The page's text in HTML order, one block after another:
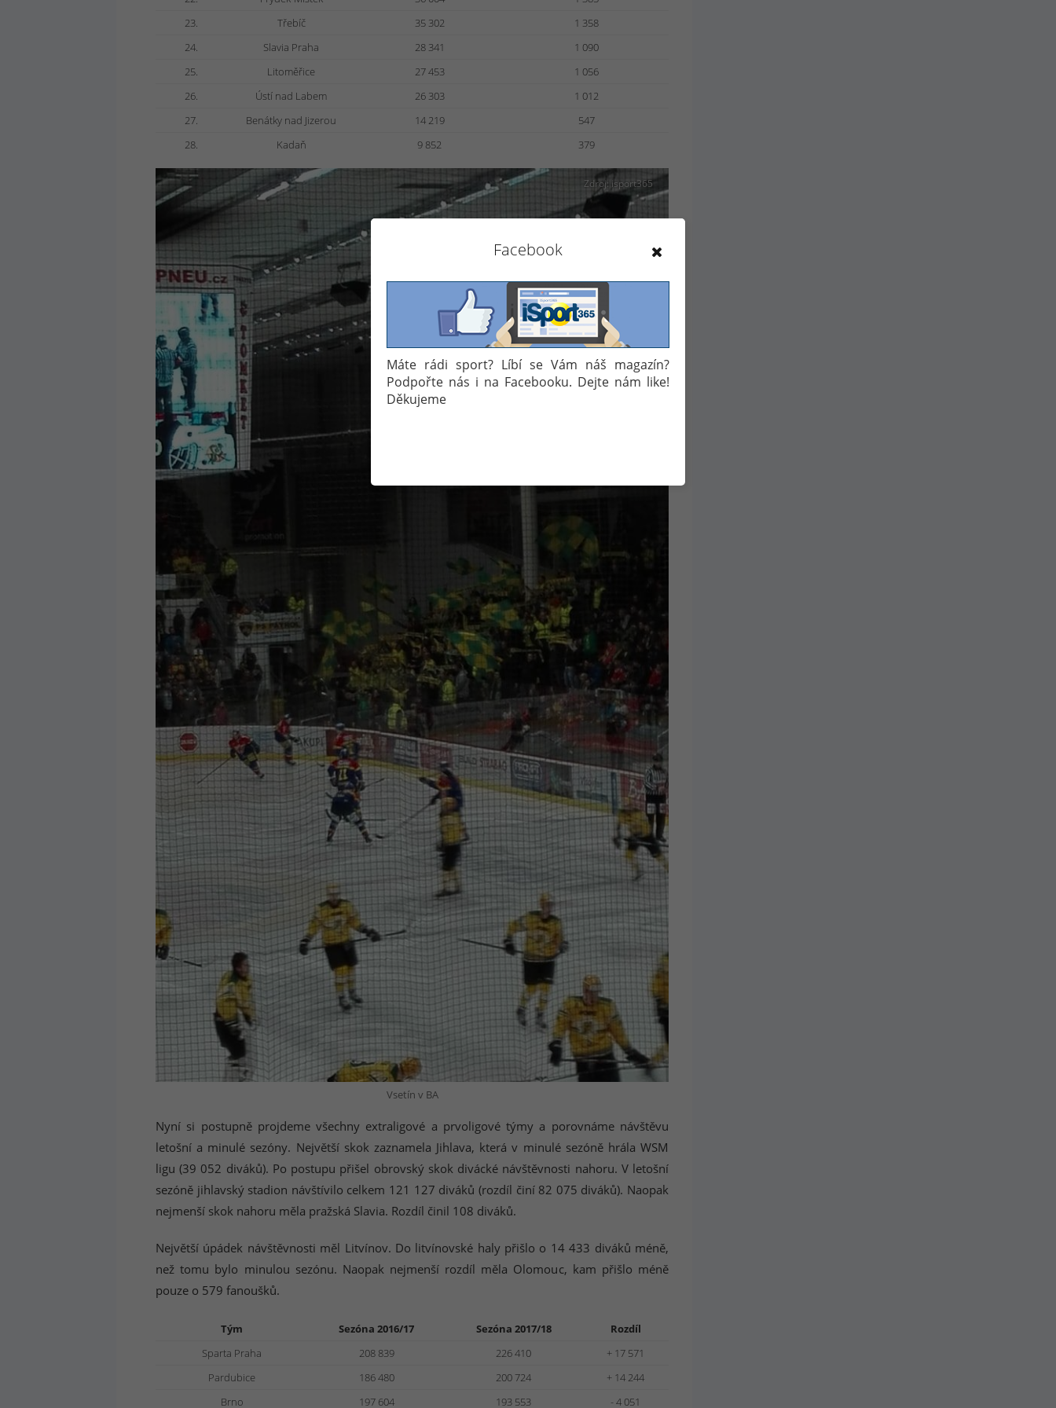
23.
Třebíč 35 302
1 358
24.
Slavia Praha 28 341
1 090
25.
Litoměřice 27 453
1 056
26.
Ústí nad Labem 26 303
1 012
27.
Benátky nad Jizerou 14 219
547
28.
Kadaň 9 852 379
Vsetín v BA
Zdroj: isport365
Nyní si postupně projdeme všechny extraligové a prvoligové týmy a porovnáme návštěvu
letošní a minulé sezóny. Největší skok zaznamela Jihlava, která v minulé sezóně hrála WSM
ligu (39 052 diváků). Po postupu přišel obrovský skok divácké návštěvnosti nahoru. V letošní
sezóně jihlavský stadion návštívilo celkem 121 127 diváků (rozdíl činí 82 075 diváků). Naopak
nejmenší skok nahoru měla pražská Slavia. Rozdíl činil 108 diváků.
Největší úpádek návštěvnosti měl Litvínov. Do litvínovské haly přišlo o 14 433 diváků méně,
než tomu bylo minulou sezónu. Naopak nejmenší rozdíl měla Olomouc, kam přišlo méně
pouze o 579 fanoušků.
Tým Sezóna 2016/17 Sezóna 2017/18
Rozdíl
Sparta Praha
208 839 226 410
+ 17 571
Pardubice
186 480 200 724
+ 14 244
Brno
197 604 193 553 - 4 051
Facebook
Máte rádi sport? Líbí se Vám náš magazín?
Podpořte nás i na Facebooku. Dejte nám like!
Děkujeme